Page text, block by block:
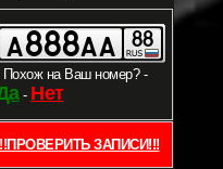
Похож на Ваш номер? -
- Нет
ЗАПИСИ!!!